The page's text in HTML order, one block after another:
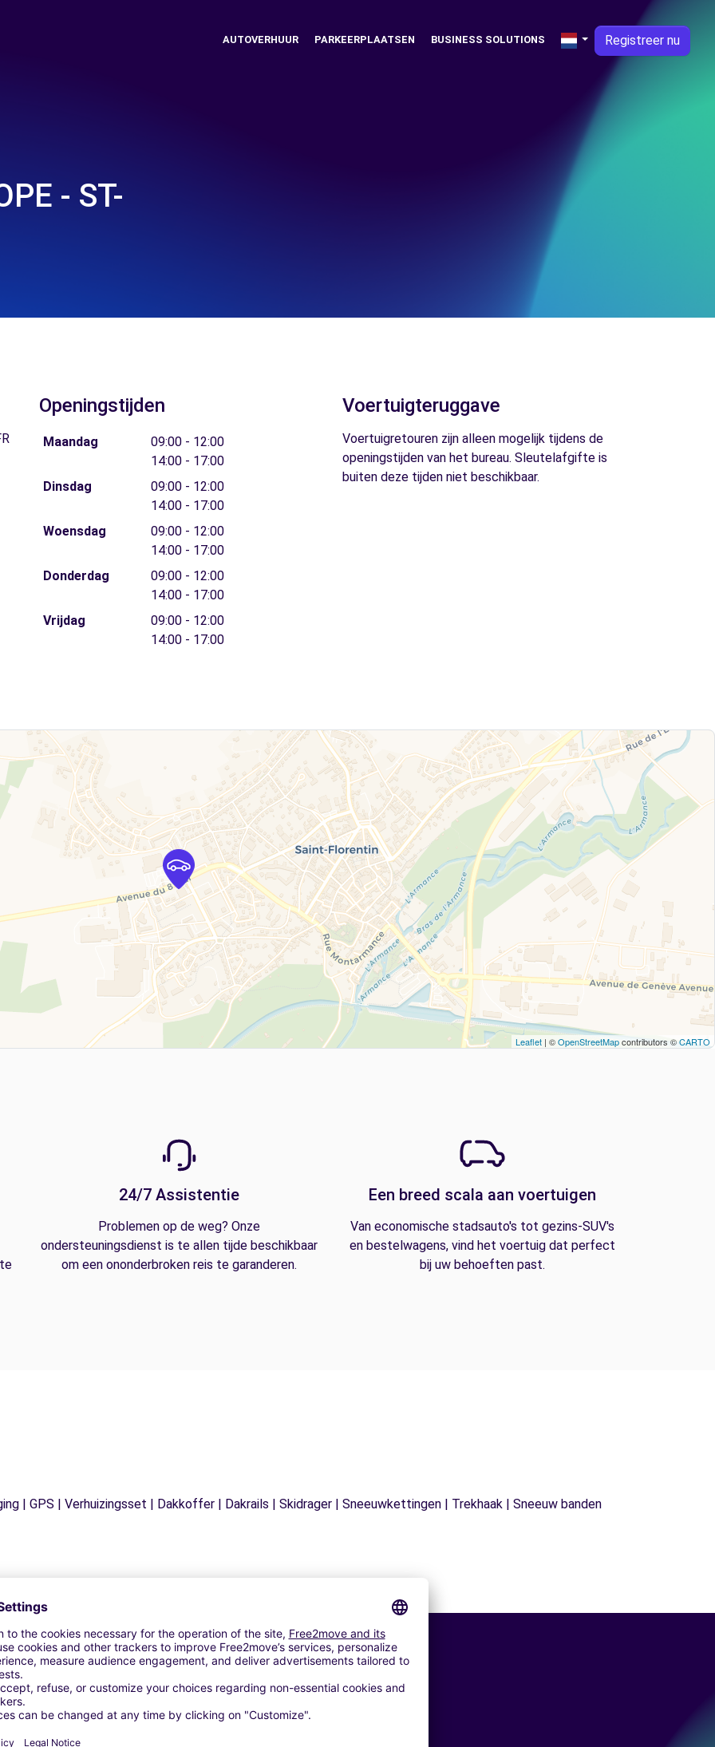
AUTOVERHUUR PARKEERPLAATSEN BUSINESS SOLUTIONS Registreer nu
- ST-
Openingstijden
Maandag
09:00 - 12:00
14:00 - 17:00
Dinsdag
09:00 - 12:00
14:00 - 17:00
Woensdag
09:00 - 12:00
14:00 - 17:00
Donderdag
09:00 - 12:00
14:00 - 17:00
Vrijdag
09:00 - 12:00
14:00 - 17:00
Voertuigteruggave
Voertuigretouren zijn alleen mogelijk tijdens de
openingstijden van het bureau. Sleutelafgifte is
buiten deze tijden niet beschikbaar.
Leaflet | ©OpenStreetMapcontributors ©CARTO
24/7 Assistentie
Problemen op de weg? Onze
ondersteuningsdienst is te allen tijde beschikbaar
om een ononderbroken reis te garanderen.
Een breed scala aan voertuigen
Van economische stadsauto's tot gezins-SUV's
en bestelwagens, vind het voertuig dat perfect
bij uw behoeften past.
| GPS | Verhuizingsset | Dakkoffer | Dakrails | Skidrager | Sneeuwkettingen | Trekhaak | Sneeuw banden
Vergelijkbare Agentschappen